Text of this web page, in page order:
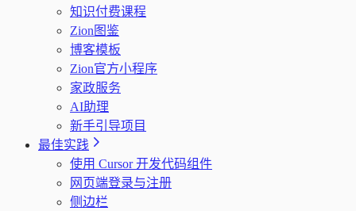
知识付费课程
Zion图鉴
博客模板
Zion官方小程序
家政服务
AI助理
新手引导项目
最佳实践
使用 Cursor 开发代码组件
网页端登录与注册
侧边栏